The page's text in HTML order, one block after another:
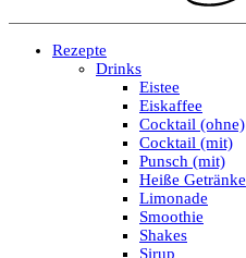
Rezepte
Drinks
Eistee
Eiskaffee
Cocktail (ohne)
Cocktail (mit)
Punsch (mit)
Heiße Getränke
Limonade
Smoothie
Shakes
Sirup